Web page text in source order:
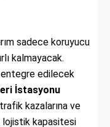
sadece koruyucu
kalmayacak.
entegre edilecek
İstasyonu
kazalarına ve
lojistik kapasitesi